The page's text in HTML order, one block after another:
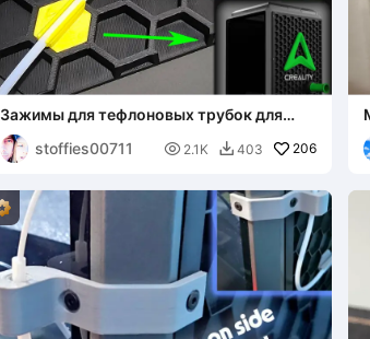
Зажимы для тефлоновых трубок для
боковых панелей серии K1 от
LEOTE_approach
stoffies00711  2.1K  403 206